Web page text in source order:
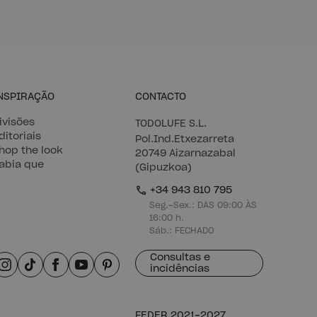
the look
que
CONTACTO
TODOLUFE S.L.
Pol.Ind.Etxezarreta
20749 Aizarnazabal
(Gipuzkoa)
+34 943 810 795
Seg.-Sex.: DAS 09:00 ÀS
16:00 h.
Sáb.: FECHADO
Consultas e
incidências